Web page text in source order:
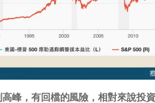
峰，有回檔的風險，相對來說投資